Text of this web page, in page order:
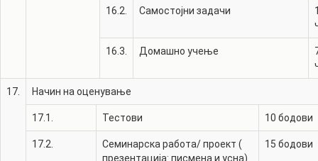
16.2. Самостојни задачи
16.3. Домашно учење
17. Начин на оценување
17.1. Тестови 10 бодови
17.2.
Семинарска работа/ проект (
презентација: писмена и усна)
15 бодови